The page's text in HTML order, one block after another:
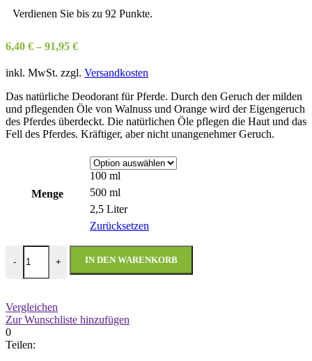
Verdienen Sie bis zu 92 Punkte.
6,40 € – 91,95 €
inkl. MwSt. zzgl. Versandkosten
Das natürliche Deodorant für Pferde. Durch den Geruch der milden
und pflegenden Öle von Walnuss und Orange wird der Eigengeruch
des Pferdes überdeckt. Die natürlichen Öle pflegen die Haut und das
Fell des Pferdes. Kräftiger, aber nicht unangenehmer Geruch.
Menge
100 ml
500 ml
2,5 Liter
Zurücksetzen
-
PferdeDeo Menge
+ IN DEN WARENKORB
Vergleichen
Zur Wunschliste hinzufügen
0
Teilen: